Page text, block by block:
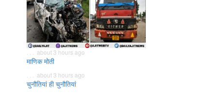
. . . about 3 hours ago
माणिक मोती
. . . about 3 hours ago
चुनौतियां ही चुनौतियां